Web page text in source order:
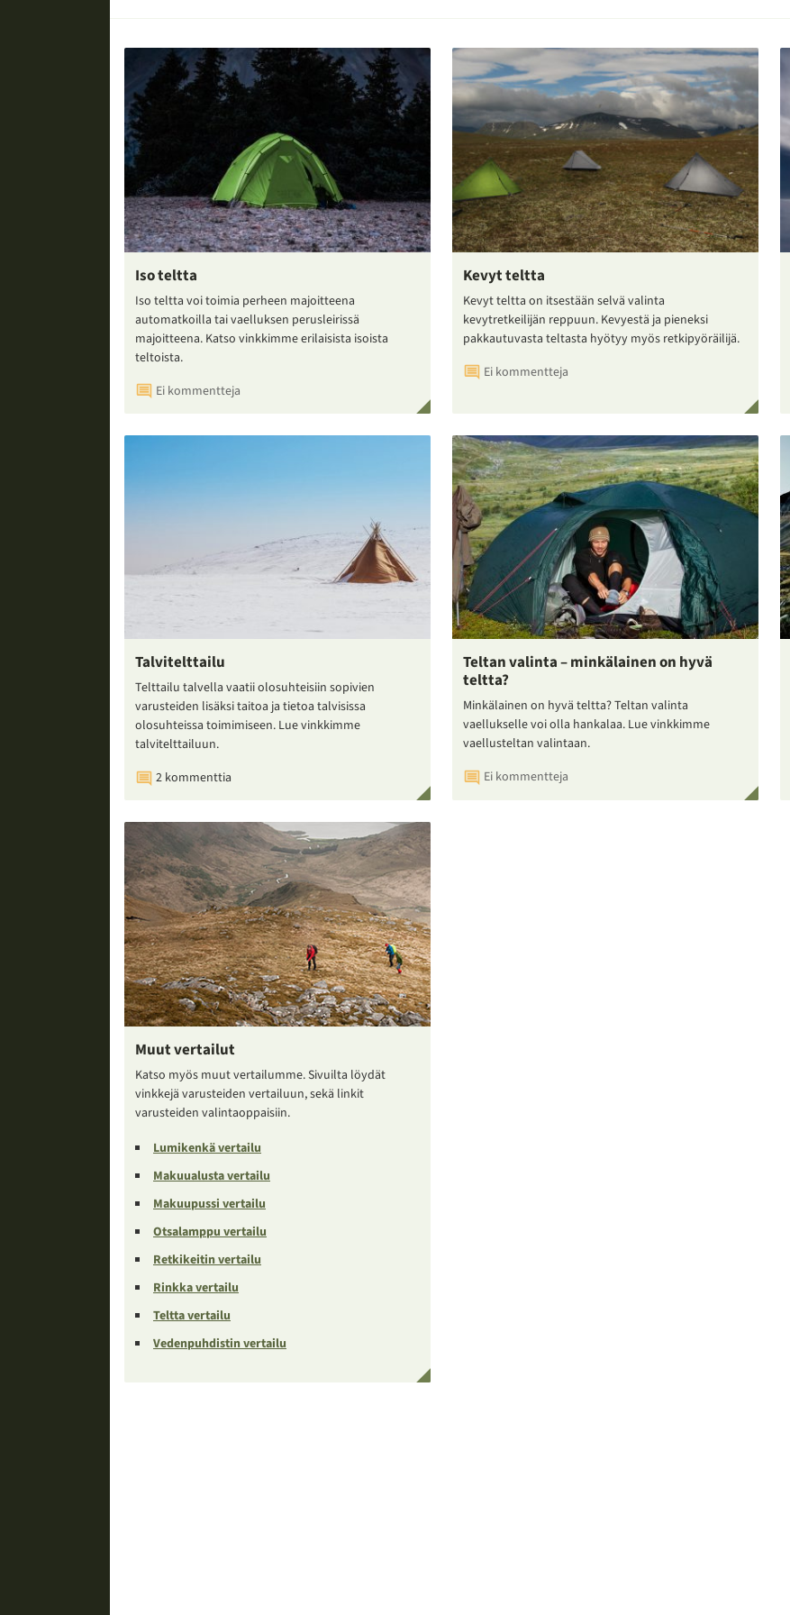
Iso teltta
Iso teltta voi toimia perheen majoitteena
automatkoilla tai vaelluksen perusleirissä
majoitteena. Katso vinkkimme erilaisista isoista
teltoista.
Ei kommentteja
Kevyt teltta
Kevyt teltta on itsestään selvä valinta
kevytretkeilijän reppuun. Kevyestä ja pieneksi
pakkautuvasta teltasta hyötyy myös retkipyöräilijä.
Ei kommentteja
Talvitelttailu
Telttailu talvella vaatii olosuhteisiin sopivien
varusteiden lisäksi taitoa ja tietoa talvisissa
olosuhteissa toimimiseen. Lue vinkkimme
talvitelttailuun.
2 kommenttia
Teltan valinta – minkälainen on hyvä
teltta?
Minkälainen on hyvä teltta? Teltan valinta
vaellukselle voi olla hankalaa. Lue vinkkimme
vaellusteltan valintaan.
Ei kommentteja
Muut vertailut
Katso myös muut vertailumme. Sivuilta löydät
vinkkejä varusteiden vertailuun, sekä linkit
varusteiden valintaoppaisiin.
Lumikenkä vertailu
Makuualusta vertailu
Makuupussi vertailu
Otsalamppu vertailu
Retkikeitin vertailu
Rinkka vertailu
Teltta vertailu
Vedenpuhdistin vertailu